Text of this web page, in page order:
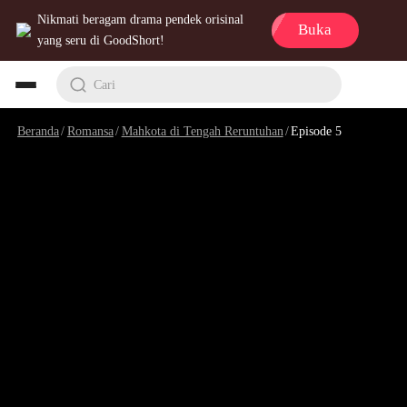
Nikmati beragam drama pendek orisinal
yang seru di GoodShort!
Buka
Cari
Beranda/Romansa/Mahkota di Tengah Reruntuhan/Episode 5